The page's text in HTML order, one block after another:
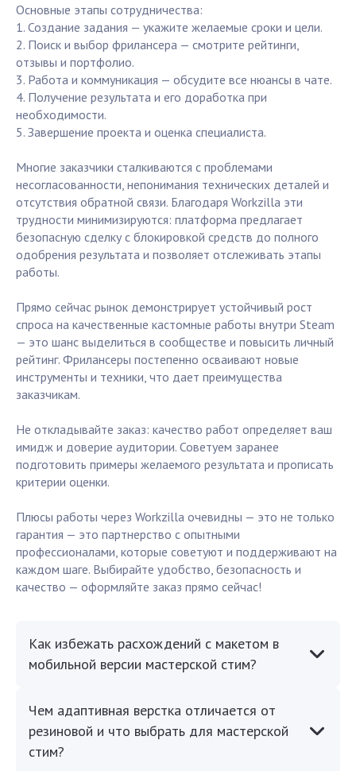
Основные этапы сотрудничества:
1. Создание задания — укажите желаемые сроки и цели.
2. Поиск и выбор фрилансера — смотрите рейтинги,
отзывы и портфолио.
3. Работа и коммуникация — обсудите все нюансы в чате.
4. Получение результата и его доработка при
необходимости.
5. Завершение проекта и оценка специалиста.
Многие заказчики сталкиваются с проблемами
несогласованности, непонимания технических деталей и
отсутствия обратной связи. Благодаря Workzilla эти
трудности минимизируются: платформа предлагает
безопасную сделку с блокировкой средств до полного
одобрения результата и позволяет отслеживать этапы
работы.
Прямо сейчас рынок демонстрирует устойчивый рост
спроса на качественные кастомные работы внутри Steam
— это шанс выделиться в сообществе и повысить личный
рейтинг. Фрилансеры постепенно осваивают новые
инструменты и техники, что дает преимущества
заказчикам.
Не откладывайте заказ: качество работ определяет ваш
имидж и доверие аудитории. Советуем заранее
подготовить примеры желаемого результата и прописать
критерии оценки.
Плюсы работы через Workzilla очевидны — это не только
гарантия — это партнерство с опытными
профессионалами, которые советуют и поддерживают на
каждом шаге. Выбирайте удобство, безопасность и
качество — оформляйте заказ прямо сейчас!
Как избежать расхождений с макетом в
мобильной версии мастерской стим?
Чем адаптивная верстка отличается от
резиновой и что выбрать для мастерской
стим?